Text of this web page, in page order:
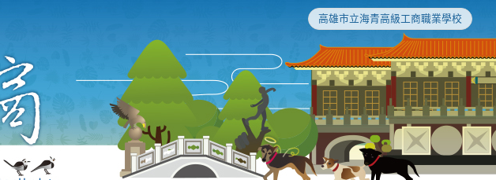
高雄市立海青高級工商職業學校